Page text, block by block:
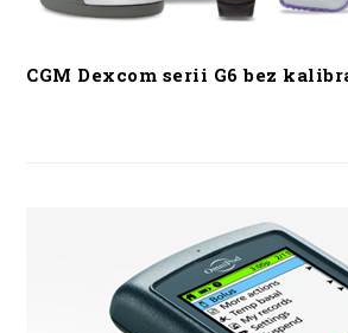
CGM Dexcom serii G6 bez